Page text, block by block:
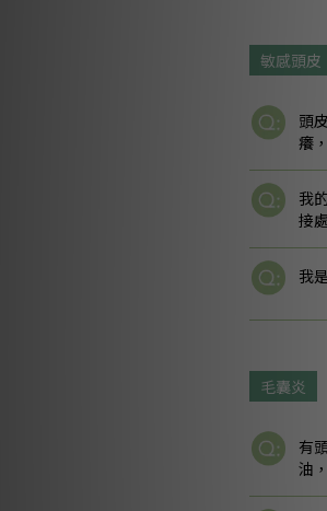
敏感頭皮
頭
癢
我
接
我
毛囊炎
有
油